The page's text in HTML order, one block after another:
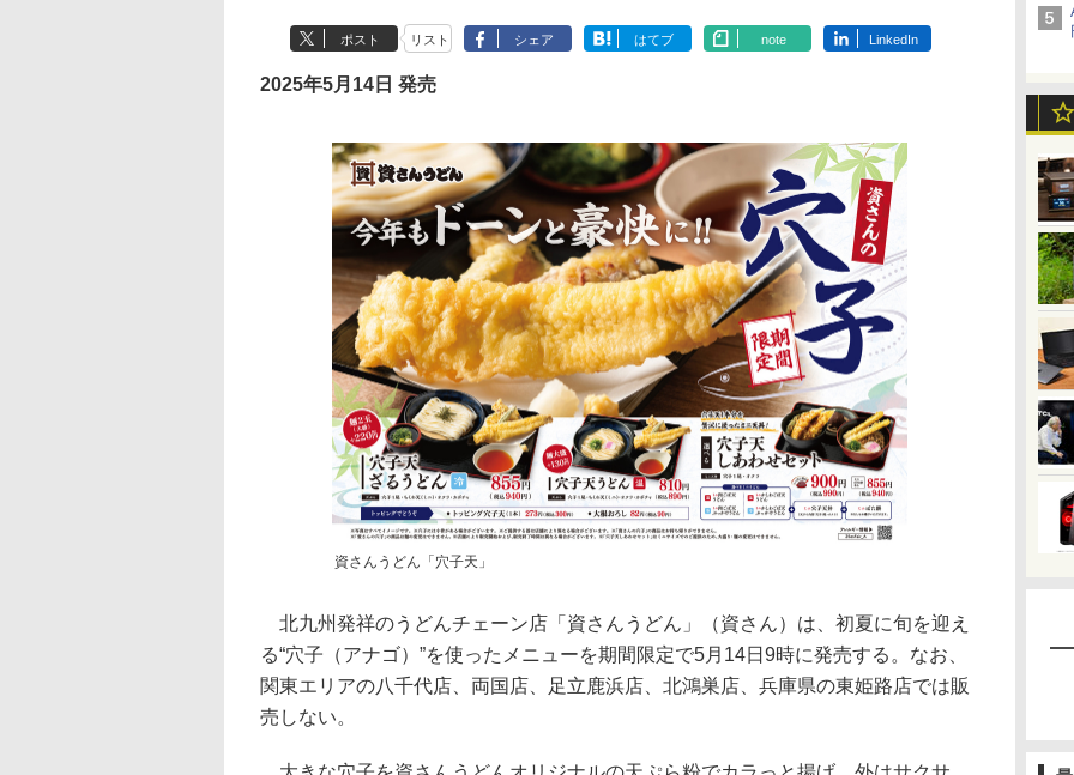
ポスト リスト シェア はてブ note LinkedIn
2025年5月14日 発売
資さんうどん「穴子天」
北九州発祥のうどんチェーン店「資さんうどん」（資さん）は、初夏に旬を迎え
る“穴子（アナゴ）”を使ったメニューを期間限定で5月14日9時に発売する。なお、
関東エリアの八千代店、両国店、足立鹿浜店、北鴻巣店、兵庫県の東姫路店では販
売しない。